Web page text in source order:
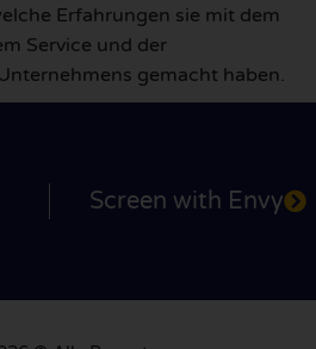
Erfahrungen sie mit dem
Service und der
gemacht haben.
Screen with Envy